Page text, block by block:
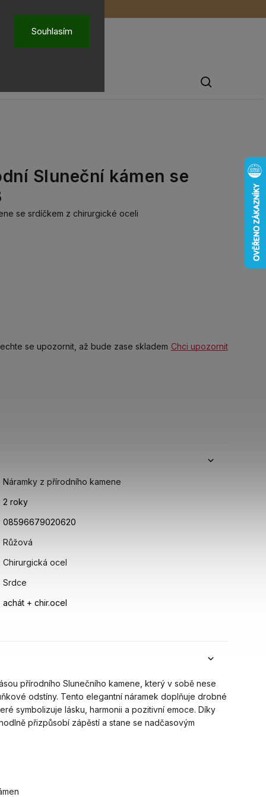
Souhlasím
Sluneční kámen se
se upozornit, až bude zase skladem Chci upozornit
se srdíčkem z chirurgické oceli
přírodního Slunečního kamene, který v sobě nese
odstíny. Tento elegantní náramek doplňuje drobné
symbolizuje lásku, harmonii a pozitivní emoce. Díky
přizpůsobí zápěstí a stane se nadčasovým
Náramky z přírodního kamene
2 roky
08596679020620
Růžová
Chirurgická ocel
Srdce
achát + chir.ocel